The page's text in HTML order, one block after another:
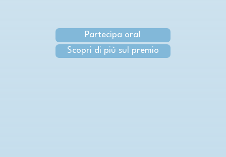
Partecipa ora!
Scopri di più sul premio